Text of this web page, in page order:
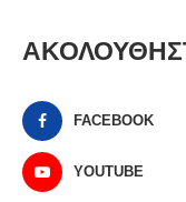
FACEBOOK
YOUTUBE